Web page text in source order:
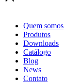
Quem somos
Produtos
Downloads
Catálogo
Blog
News
Contato